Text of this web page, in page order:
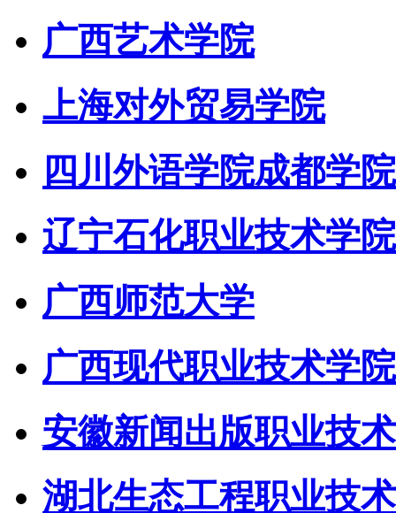
广西艺术学院
上海对外贸易学院
四川外语学院成都学院
辽宁石化职业技术学院
广西师范大学
广西现代职业技术学院
安徽新闻出版职业技
湖北生态工程职业技